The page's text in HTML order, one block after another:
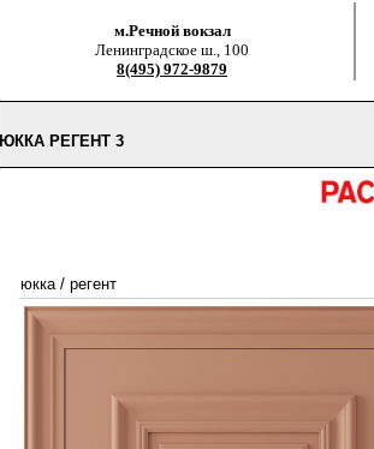
м.Речной вокзал
Ленинградское ш., 100
8(495) 972-9879
ЮККА РЕГЕНТ 3
юкка/ регент